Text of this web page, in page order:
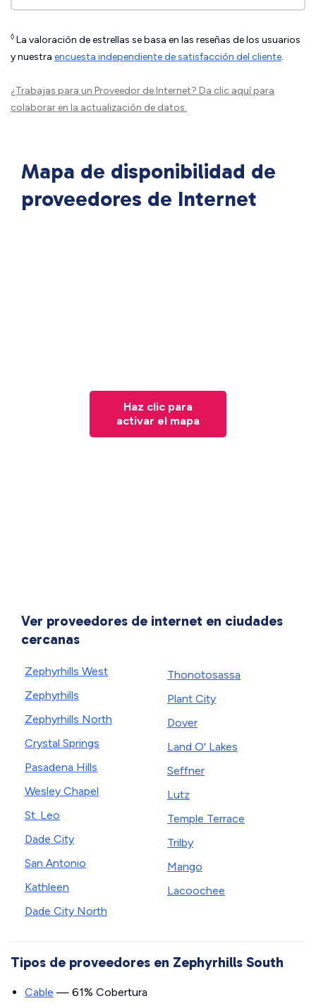
◊ La valoración de estrellas se basa en las reseñas de los usuarios
y nuestra encuesta independiente de satisfacción del cliente.
¿Trabajas para un Proveedor de Internet? Da clic aquípara
colaborar en la actualización de datos.
Mapa de disponibilidad de
proveedores de Internet
Haz clic para
activar el mapa
Ver proveedores de internet en ciudades
cercanas
Zephyrhills West
Zephyrhills
Zephyrhills North
Crystal Springs
Pasadena Hills
Wesley Chapel
St. Leo
Dade City
San Antonio
Kathleen
Dade City North
Thonotosassa
Plant City
Dover
Land O' Lakes
Seffner
Lutz
Temple Terrace
Trilby
Mango
Lacoochee
Tipos de proveedores en Zephyrhills South
Cable — 61% Cobertura